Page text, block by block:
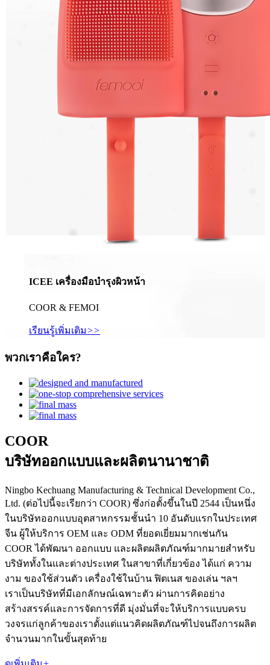
ICEE เครื่องมือบำรุงผิวหน้า
COOR & FEMOI
เรียนรู้เพิ่มเติม>>
พวกเราคือใคร?
COOR
บริษัทออกแบบและผลิตนานาชาติ
Ningbo Kechuang Manufacturing & Technical Development Co.,
Ltd. (ต่อไปนี้จะเรียกว่า COOR) ซึ่งก่อตั้งขึ้นในปี 2544 เป็นหนึ่ง
ในบริษัทออกแบบอุตสาหกรรมชั้นนำ 10 อันดับแรกในประเทศ
จีน ผู้ให้บริการ OEM และ ODM ที่ยอดเยี่ยมมากเช่นกัน
COOR ได้พัฒนา ออกแบบ และผลิตผลิตภัณฑ์มากมายสำหรับ
บริษัททั้งในและต่างประเทศ ในสาขาที่เกี่ยวข้อง ได้แก่ ความ
งาม ของใช้ส่วนตัว เครื่องใช้ในบ้าน ฟิตเนส ของเล่น ฯลฯ
เราเป็นบริษัทที่มีเอกลักษณ์เฉพาะตัว ผ่านการคิดอย่าง
สร้างสรรค์และการจัดการที่ดี มุ่งมั่นที่จะให้บริการแบบครบ
วงจรแก่ลูกค้าของเราตั้งแต่แนวคิดผลิตภัณฑ์ไปจนถึงการผลิต
จำนวนมากในขั้นสุดท้าย